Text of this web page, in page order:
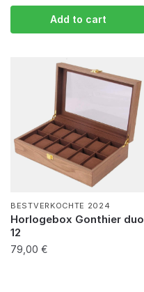
Add to cart
BESTVERKOCHTE 2024
Horlogebox Gonthier duo
12
79,00 €